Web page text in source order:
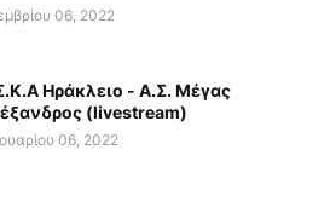
06, 2022
Ηράκλειο - Α.Σ. Μέγας
(livestream)
06, 2022